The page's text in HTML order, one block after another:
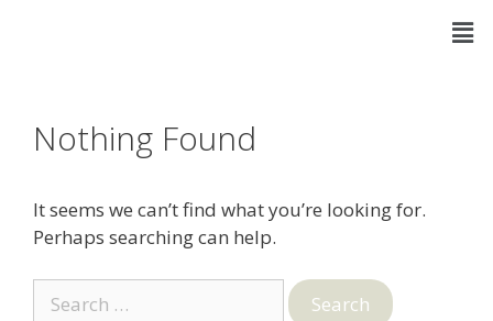
Nothing Found
It seems we can’t find what you’re looking for.
Perhaps searching can help.